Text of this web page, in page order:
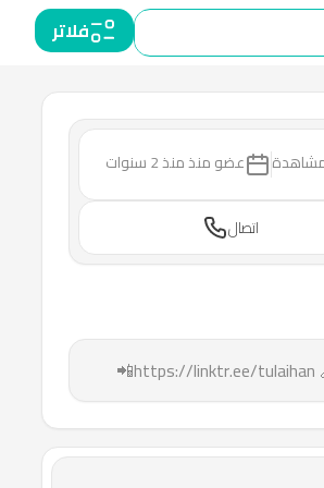
فلاتر
عضو منذمنذ 2 سنوات
اتصال